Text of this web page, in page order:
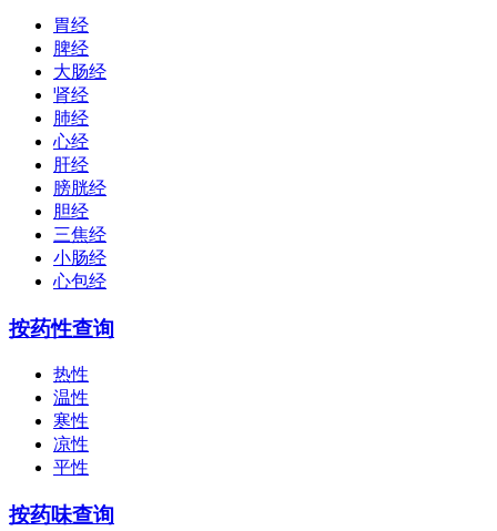
胃经
脾经
大肠经
肾经
肺经
心经
肝经
膀胱经
胆经
三焦经
小肠经
心包经
按药性查询
热性
温性
寒性
凉性
平性
按药味查询